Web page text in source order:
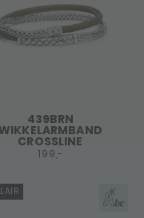
439BRN
WIKKELARMBAND
CROSSLINE
199,-